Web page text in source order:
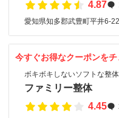
4.87
愛知県知多郡武豊町平井6-
今すぐお得なクーポンをチ
ボキボキしないソフトな整
ファミリー整体
4.45